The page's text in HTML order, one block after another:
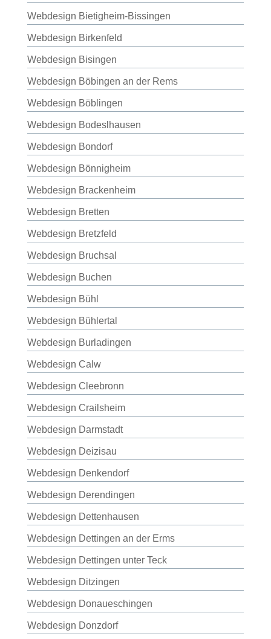
Webdesign Bietigheim-Bissingen
Webdesign Birkenfeld
Webdesign Bisingen
Webdesign Böbingen an der Rems
Webdesign Böblingen
Webdesign Bodeslhausen
Webdesign Bondorf
Webdesign Bönnigheim
Webdesign Brackenheim
Webdesign Bretten
Webdesign Bretzfeld
Webdesign Bruchsal
Webdesign Buchen
Webdesign Bühl
Webdesign Bühlertal
Webdesign Burladingen
Webdesign Calw
Webdesign Cleebronn
Webdesign Crailsheim
Webdesign Darmstadt
Webdesign Deizisau
Webdesign Denkendorf
Webdesign Derendingen
Webdesign Dettenhausen
Webdesign Dettingen an der Erms
Webdesign Dettingen unter Teck
Webdesign Ditzingen
Webdesign Donaueschingen
Webdesign Donzdorf